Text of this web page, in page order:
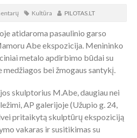
Kultūra PILOTAS.LT
atidaroma pasaulinio garso
Abe ekspozicija. Menininko
metalo apdirbimo būdai su
bei žmogaus santykį.
skulptorius M.Abe, daugiau nei
AP galerijoje (Užupio g. 24,
pritaikytą skulptūrų ekspoziciją
vakaras ir susitikimas su